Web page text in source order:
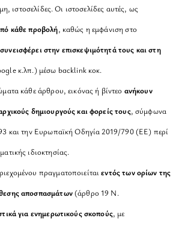
ιστοσελίδες. Οι ιστοσελίδες αυτές, ως
κάθε προβολή, καθώς η εμφάνιση στο
στην επισκεψιμότητά τους και στη
κ.λπ.) μέσω backlink κοκ.
κάθε άρθρου, εικόνας ή βίντεο ανήκουν
δημιουργούς και φορείς τους, σύμφωνα
και την Ευρωπαϊκή Οδηγία 2019/790 (ΕΕ) περί
ιδιοκτησίας.
πραγματοποιείταιεντός των ορίων της
αποσπασμάτων(άρθρο 19 Ν.
για ενημερωτικούς σκοπούς, με